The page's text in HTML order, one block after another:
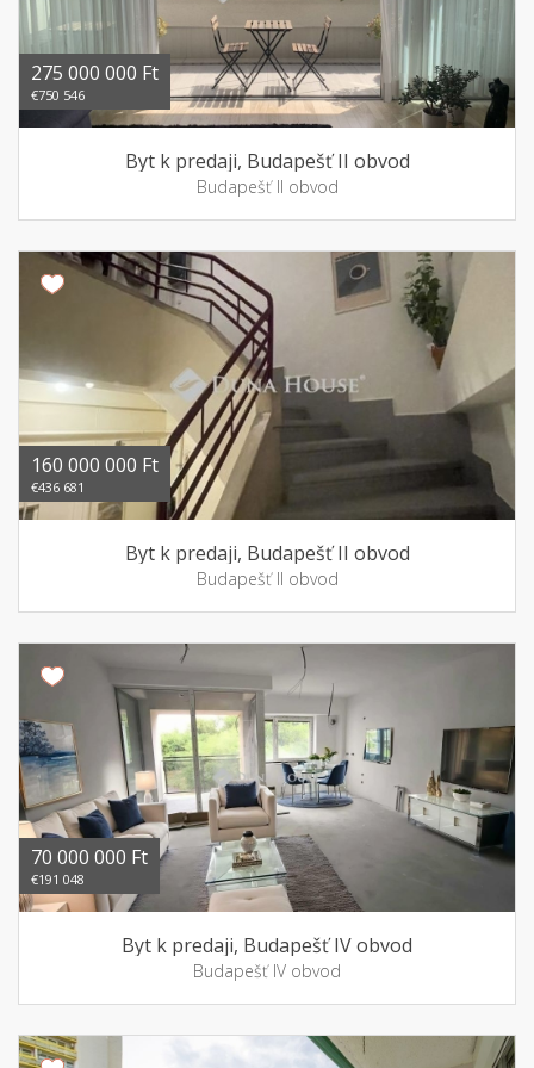
275 000 000 Ft
€750 546
Byt k predaji, Budapešť II obvod
Budapešť II obvod
160 000 000 Ft
€436 681
Byt k predaji, Budapešť II obvod
Budapešť II obvod
70 000 000 Ft
€191 048
Byt k predaji, Budapešť IV obvod
Budapešť IV obvod